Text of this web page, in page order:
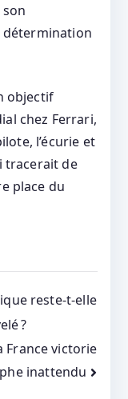
détermination
objectif
chez Ferrari,
l’écurie et
tracerait de
place du
reste-t-elle
?
France victorie
inattendu